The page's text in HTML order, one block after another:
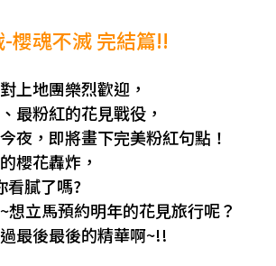
櫻魂不滅 完結篇!!
上地團樂烈歡迎，
最粉紅的花見戰役，
夜，即將畫下完美粉紅句點！
櫻花轟炸，
看膩了嗎?
想立馬預約明年的花見旅行呢？
最後最後的精華啊~!!